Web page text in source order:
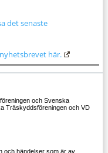
det senaste
här.
och Svenska
Träskyddsföreningen och VD
och händelser som är av